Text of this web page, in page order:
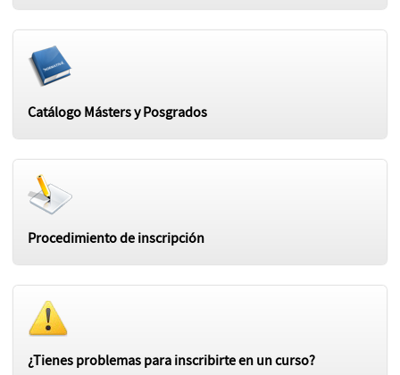
Catálogo Másters y Posgrados
Procedimiento de inscripción
¿Tienes problemas para inscribirte en un curso?